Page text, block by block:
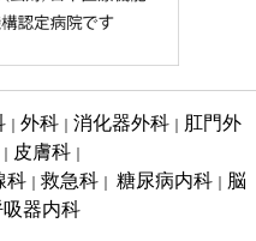
外科 消化器外科
肛門外
皮膚科
科｜ 救急科｜ 糖尿病内科｜
脳
器内科